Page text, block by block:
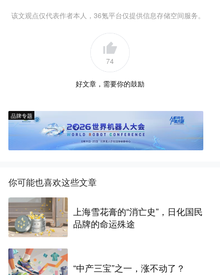
该文观点仅代表作者本人，36氪平台仅提供信息存储空间服务。
74
好文章，需要你的鼓励
品牌专题
你可能也喜欢这些文章
上海雪花膏的“消亡史”，日化国民
品牌的命运殊途
“中产三宝”之一，涨不动了？